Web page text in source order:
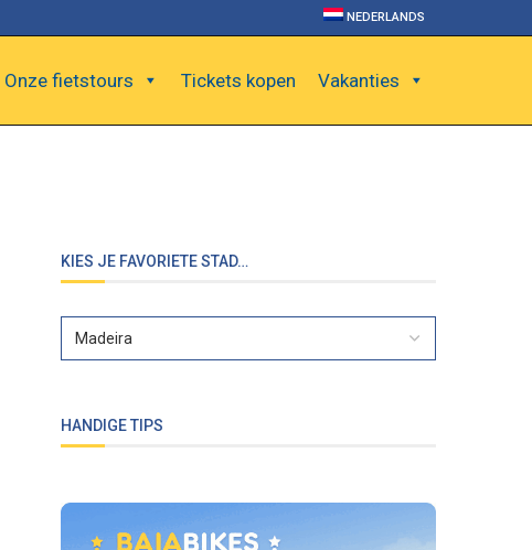
NEDERLANDS
Onze fietstours Tickets kopen Vakanties
KIES JE FAVORIETE STAD…
HANDIGE TIPS